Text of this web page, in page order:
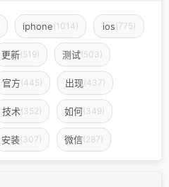
iphone(1014) ios(775)
更新(519) 测试(503)
官方(445) 出现(437)
技术(352) 如何(349)
安装(307) 微信(287)